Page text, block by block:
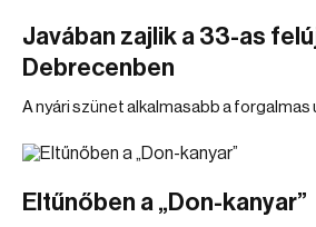
Javában zajlik a 33-as
Debrecenben
A nyári szünet alkalmasabb a forgalmas
Eltűnőben a „Don-kanyar”